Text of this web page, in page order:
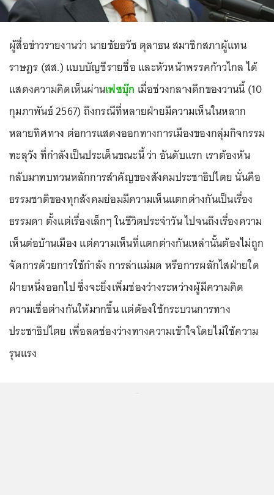
ผู้สื่อข่าวรายงานว่า นายชัยธวัช ตุลาธน สมาชิกสภาผู้แทน
ราษฎร (สส.) แบบบัญชีรายชื่อ และหัวหน้าพรรคก้าวไกล ได้
แสดงความคิดเห็นผ่านเฟซบุ๊ก เมื่อช่วงกลางดึกของวานนี้ (10
กุมภาพันธ์ 2567) ถึงกรณีที่หลายฝ่ายมีความเห็นในหลาก
หลายทิศทาง ต่อการแสดงออกทางการเมืองของกลุ่มกิจกรรม
ทะลุวัง ที่กำลังเป็นประเด็นขณะนี้ ว่า อันดับแรก เราต้องหัน
กลับมาทบทวนหลักการสำคัญของสังคมประชาธิปไตย นั่นคือ
ธรรมชาติของทุกสังคมย่อมมีความเห็นแตกต่างกันเป็นเรื่อง
ธรรมดา ตั้งแต่เรื่องเล็กๆ ในชีวิตประจำวัน ไปจนถึงเรื่องความ
เห็นต่อบ้านเมือง แต่ความเห็นที่แตกต่างกันเหล่านั้นต้องไม่ถูก
จัดการด้วยการใช้กำลัง การล่าแม่มด หรือการผลักไสฝ่ายใด
ฝ่ายหนึ่งออกไป ซึ่งจะยิ่งเพิ่มช่องว่างระหว่างผู้มีความคิด
ความเชื่อต่างกันให้มากขึ้น แต่ต้องใช้กระบวนการทาง
ประชาธิปไตย เพื่อลดช่องว่างทางความเข้าใจโดยไม่ใช้ความ
รุนแรง